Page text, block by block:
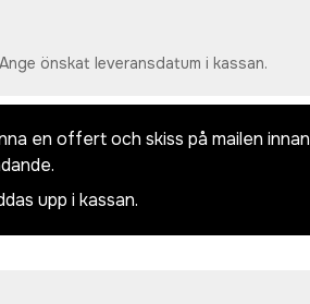
önskat leveransdatum i kassan.
en offert och skiss på mailen innan
upp i kassan.